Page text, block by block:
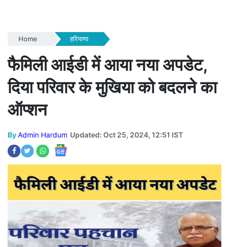
Home हरियाणा
फैमिली आईडी में आया नया अपडेट,
दिया परिवार के मुखिया को बदलने का
ऑप्शन
ByAdmin Hardum Updated: Oct 25, 2024, 12:51 IST